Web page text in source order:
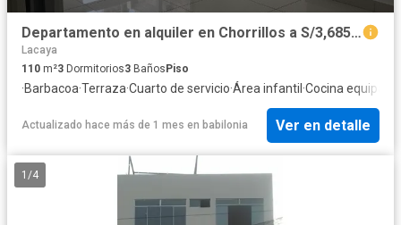
Departamento en alquiler en Chorrillos a S/3,685 al mes
Lacaya
110 m²3 Dormitorios3 Baños Piso
·Barbacoa·Terraza·Cuarto de servicio·Área infantil ·Cocina equipada
Actualizado hace más de 1 mes en babilonia Ver en detalle
1 /4